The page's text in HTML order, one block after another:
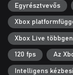
Egyrésztvevős
Xbox
Xbox Live
120 fps Az
Intelligens